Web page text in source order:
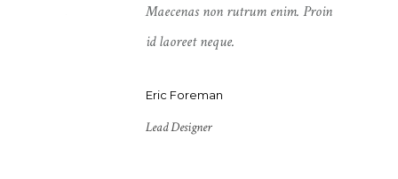
Maecenas non rutrum enim. Proin
id laoreet neque.
Eric Foreman
Lead Designer